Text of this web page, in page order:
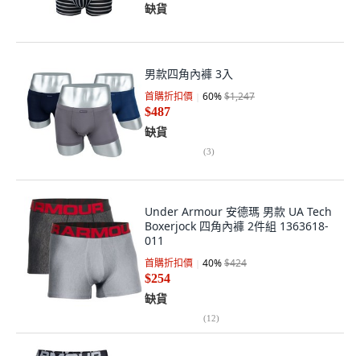
缺貨
男款四角內褲 3入
首購折扣價 60%$1,247
$487
缺貨
(3)
Under Armour 安德瑪 男款 UA Tech
Boxerjock 四角內褲 2件組 1363618-
011
首購折扣價 40%$424
$254
缺貨
(12)